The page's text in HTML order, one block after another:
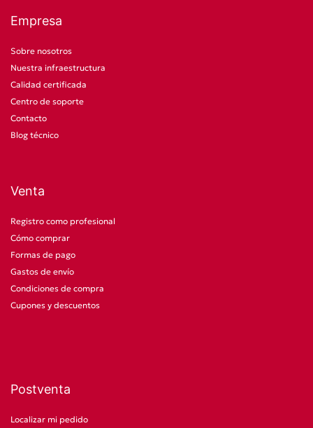
Empresa
Sobre nosotros
Nuestra infraestructura
Calidad certificada
Centro de soporte
Contacto
Blog técnico
Venta
Registro como profesional
Cómo comprar
Formas de pago
Gastos de envío
Condiciones de compra
Cupones y descuentos
Postventa
Localizar mi pedido